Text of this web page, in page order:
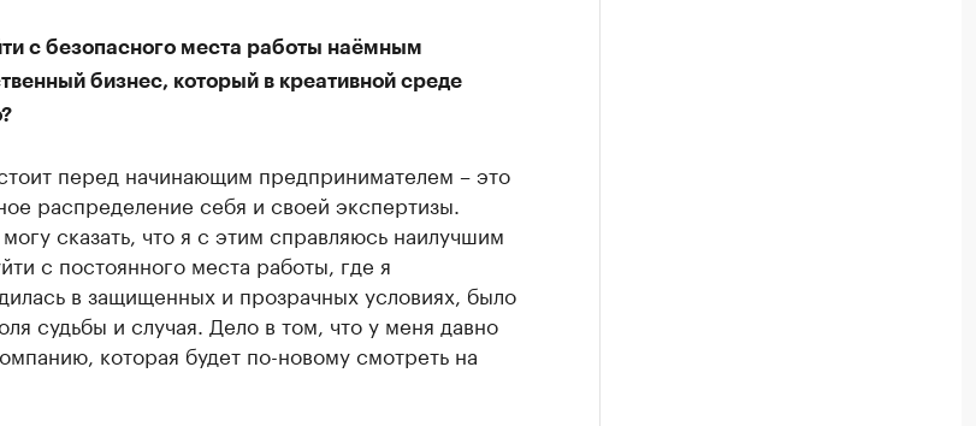
с безопасного места работы наёмным
бизнес, который в креативной среде
перед начинающим предпринимателем – это
распределение себя и своей экспертизы.
сказать, что я с этим справляюсь наилучшим
с постоянного места работы, где я
в защищенных и прозрачных условиях, было
судьбы и случая. Дело в том, что у меня давно
которая будет по-новому смотреть на